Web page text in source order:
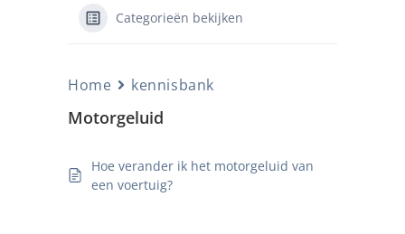
Categorieën bekijken
Home kennisbank
Motorgeluid
Hoe verander ik het motorgeluid van
een voertuig?